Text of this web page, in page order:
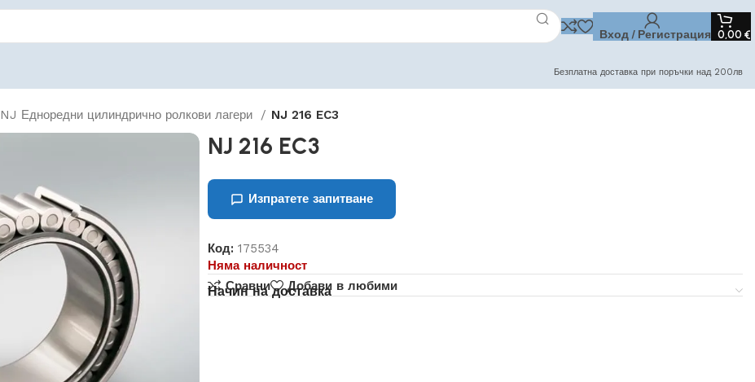
Вход / Регистрация 0,00 €
Безплатна доставка при поръчки над 200лв
NJ Едноредни цилиндрично ролкови лагери NJ 216 EC3
NJ 216 EC3
Изпратете запитване
Код: 175534
Няма наличност
Сравни
Добави в любими
Начин на доставка